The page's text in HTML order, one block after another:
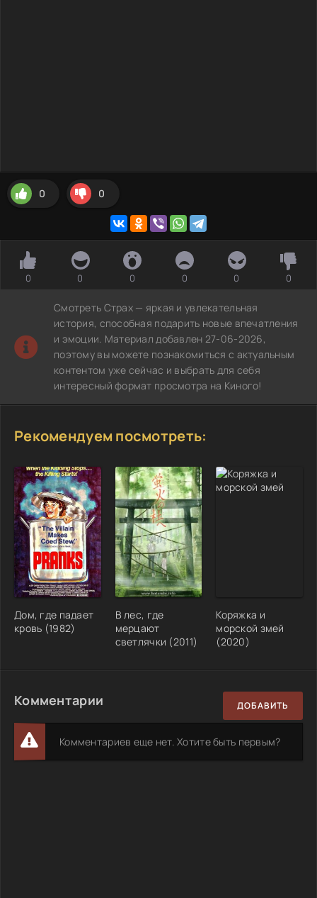
0 0
0 0 0 0 0 0
Смотреть Страх — яркая и увлекательная
история, способная подарить новые впечатления
и эмоции. Материал добавлен 27-06-2026,
поэтому вы можете познакомиться с актуальным
контентом уже сейчас и выбрать для себя
интересный формат просмотра на Киного!
Рекомендуем посмотреть:
Дом, где падает
кровь (1982)
В лес, где
мерцают
светлячки (2011)
Коряжка и
морской змей
(2020)
Комментарии ДОБАВИТЬ
Комментариев еще нет. Хотите быть первым?